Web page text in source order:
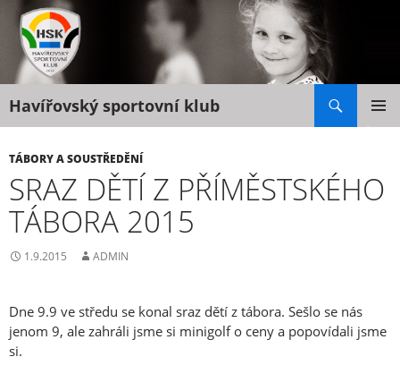
Havířovský sportovní klub
OBSAHU
TÁBORY A SOUSTŘEDĚNÍ
SRAZ DĚTÍ Z PŘÍMĚSTSKÉHO
TÁBORA 2015
1.9.2015 ADMIN
Dne 9.9 ve středu se konal sraz dětí z tábora. Sešlo se nás
jenom 9, ale zahráli jsme si minigolf o ceny a popovídali jsme
si.